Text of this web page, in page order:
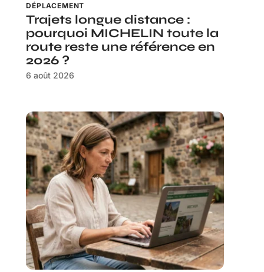
DÉPLACEMENT
Trajets longue distance :
pourquoi MICHELIN toute la
route reste une référence en
2026 ?
6 août 2026